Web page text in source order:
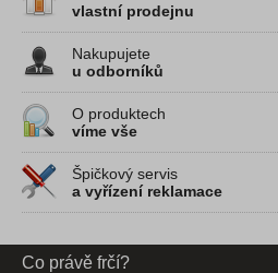
vlastní prodejnu
Nakupujete
u odborníků
O produktech
víme vše
Špičkový servis
a vyřízení reklamace
Co právě frčí?